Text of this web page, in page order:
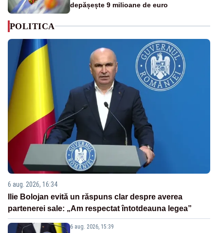
depășește 9 milioane de euro
POLITICA
6 aug. 2026, 16:34
Ilie Bolojan evită un răspuns clar despre averea
partenerei sale: „Am respectat întotdeauna legea”
6 aug. 2026, 15:39